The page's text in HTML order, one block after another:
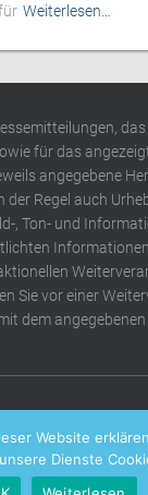
Weiterlesen…
für das
angegebene
Regel auch
, Ton- und
Sie vor einer
dem angegebenen
Website
Dienste